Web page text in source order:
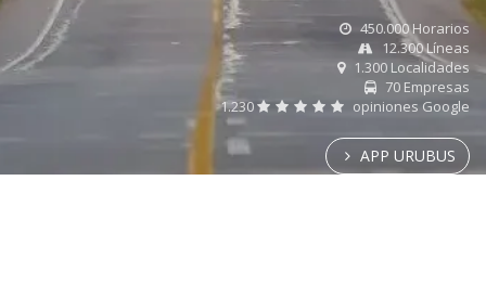
450.000 Horarios
12.300 Líneas
1.300 Localidades
70 Empresas
1.230
opiniones Google
APP URUBUS